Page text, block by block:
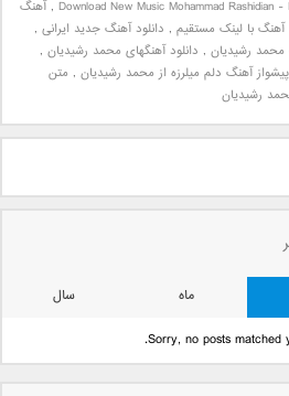
Download New Music Mohammad Rashidian -
,آهنگ
آهنگ با لینک مستقیم , دانلود آهنگ جدید ایرانی ,
محمد رشیدیان , دانلود آهنگهای محمد رشیدیان ,
آهنگ دلم میلرزه از محمد رشیدیان , متن
رشیدیان
ماه
سال
Sorry, no posts matched